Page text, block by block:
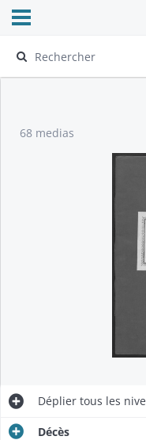
Ouvrir le menu déroulant
68 medias
Déplier tous les
Décès